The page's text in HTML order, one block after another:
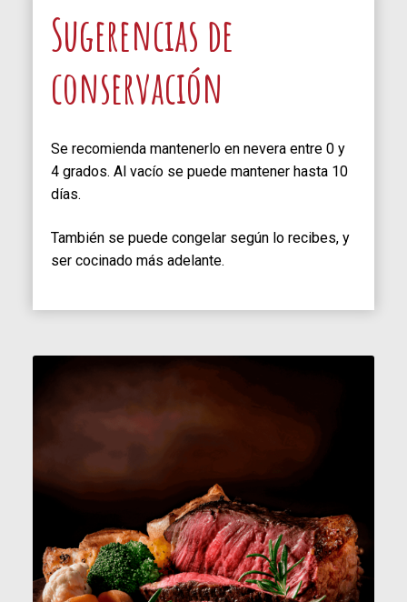
Sugerencias de
conservación
Se recomienda mantenerlo en nevera entre 0 y
4 grados. Al vacío se puede mantener hasta 10
días.
También se puede congelar según lo recibes, y
ser cocinado más adelante.